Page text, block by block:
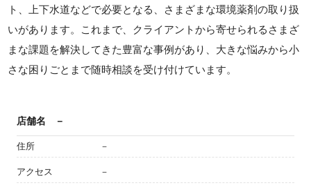
ト、上下水道などで必要となる、さまざまな環境薬剤の取り扱
いがあります。これまで、クライアントから寄せられるさまざ
まな課題を解決してきた豊富な事例があり、大きな悩みから小
さな困りごとまで随時相談を受け付けています。
店舗名 －
住所 －
アクセス －